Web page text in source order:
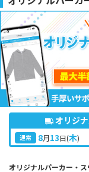
オリジ
通常 8月13日(木)
オリジナルパーカー・